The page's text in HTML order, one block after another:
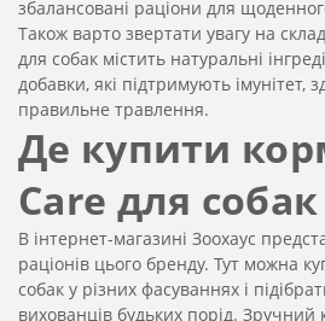
збалансовані раціони для
Також варто звертати увагу на
для собак містить натуральні
добавки, які підтримують імунітет,
правильне травлення.
Де купити
Care для собак
В інтернет-магазині Зоохаус
раціонів цього бренду. Тут можна
собак у різних фасуваннях і
вихованців будьких порід. Зручний